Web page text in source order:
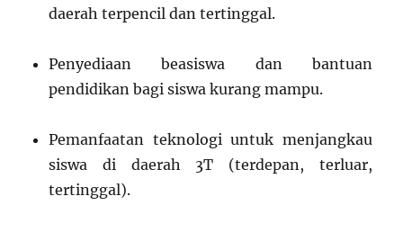
daerah terpencil dan tertinggal.
Penyediaan beasiswa dan bantuan
pendidikan bagi siswa kurang mampu.
Pemanfaatan teknologi untuk menjangkau
siswa di daerah 3T (terdepan, terluar,
tertinggal).